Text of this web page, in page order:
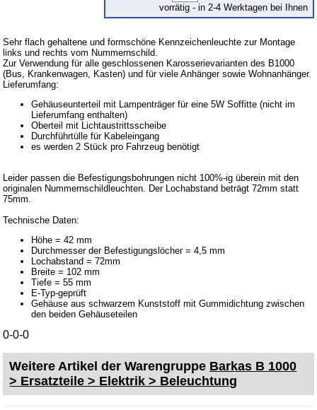
Karosserie
Zubehör
Kugelgelenke, Zubehör
Skoda
Sonderanfertigungen
KFZ-Leitungen & Zubehör
Werkstattbedarf
Vergaserdüsen
Pflegeprodukte
Wälzlager
Service
AGB
vorrätig - in 2-4 Werktagen bei Ihnen
Sehr flach gehaltene und formschöne Kennzeichenleuchte zur Montage
links und rechts vom Nummernschild.
Zur Verwendung für alle geschlossenen Karosserievarianten des B1000
(Bus, Krankenwagen, Kasten) und für viele Anhänger sowie Wohnanhänger.
Lieferumfang:
Gehäuseunterteil mit Lampenträger für eine 5W Soffitte (nicht im
Lieferumfang enthalten)
Oberteil mit Lichtaustrittsscheibe
Durchführtülle für Kabeleingang
es werden 2 Stück pro Fahrzeug benötigt
Leider passen die Befestigungsbohrungen nicht 100%-ig überein mit den
originalen Nummernschildleuchten. Der Lochabstand beträgt 72mm statt
75mm.
Technische Daten:
Höhe = 42 mm
Durchmesser der Befestigungslöcher = 4,5 mm
Lochabstand = 72mm
Breite = 102 mm
Tiefe = 55 mm
E-Typ-geprüft
Gehäuse aus schwarzem Kunststoff mit Gummidichtung zwischen
den beiden Gehäuseteilen
0-0-0
Weitere Artikel der Warengruppe Barkas B 1000
> Ersatzteile > Elektrik > Beleuchtung